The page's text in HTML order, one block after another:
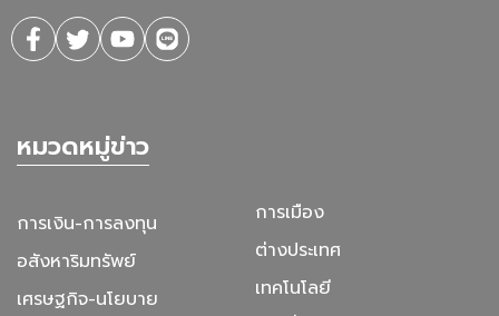
หมวดหมู่ข่าว
การเงิน-การลงทุน
อสังหาริมทรัพย์
เศรษฐกิจ-นโยบาย
การเมือง
ต่างประเทศ
เทคโนโลยี